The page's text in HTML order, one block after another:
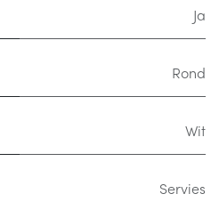
Ja
Rond
Wit
Servies